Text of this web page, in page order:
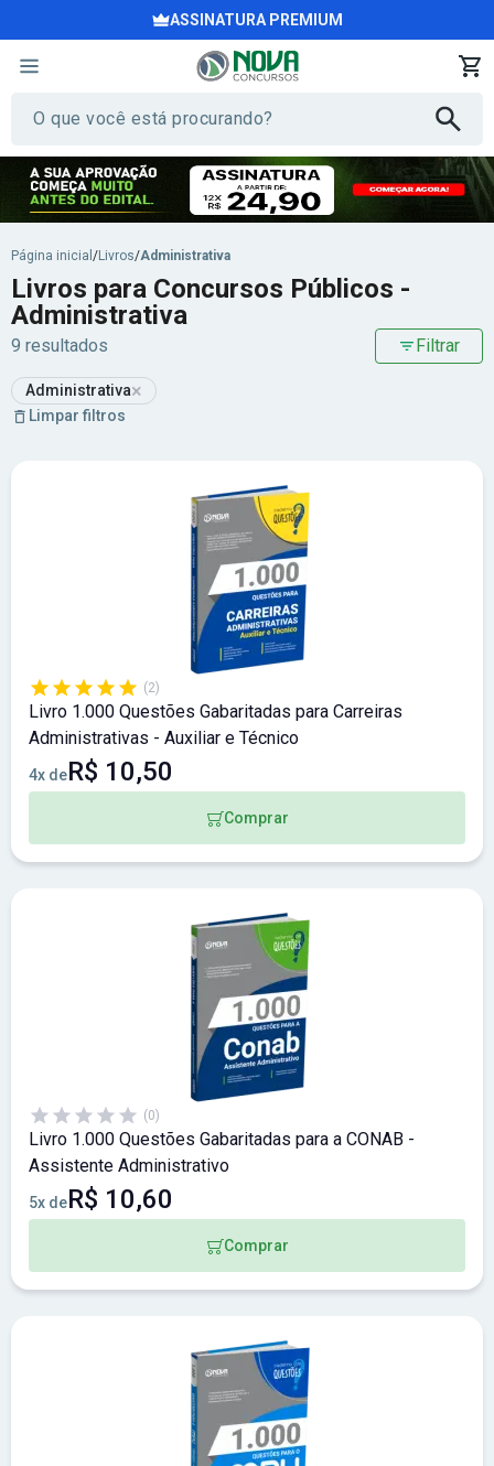
ASSINATURA PREMIUM
Página inicial /Livros/Administrativa
Livros para Concursos Públicos -
Administrativa
9 resultados Filtrar
Administrativa×
Limpar filtros
(2)
Livro 1.000 Questões Gabaritadas para Carreiras
Administrativas - Auxiliar e Técnico
4x deR$ 10,50
Comprar
(0)
Livro 1.000 Questões Gabaritadas para a CONAB -
Assistente Administrativo
5x deR$ 10,60
Comprar